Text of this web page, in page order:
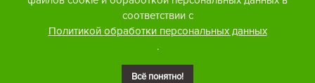
соответствии с
Политикой обработки персональных данных
.
Всё понятно!